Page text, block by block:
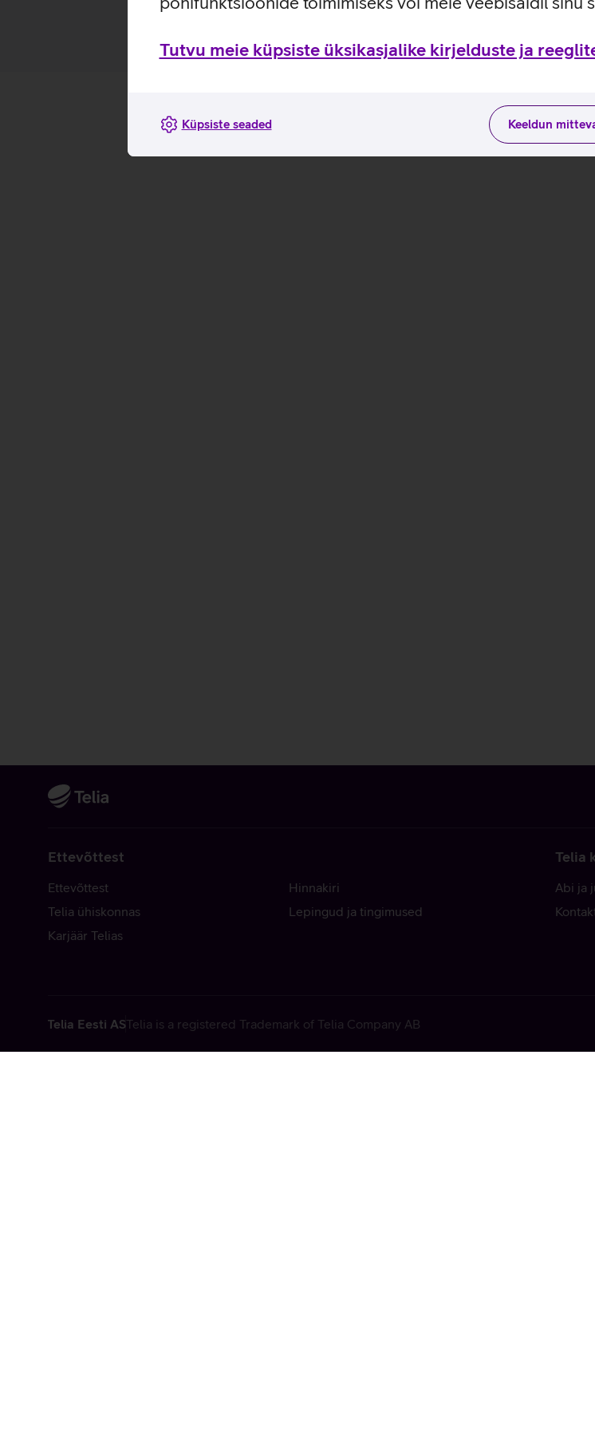
Tutvu meie küpsiste üksikasjalike kirjelduste ja
Keeldun
Küpsiste seaded
Ettevõttest
Ettevõttest
Telia ühiskonnas
Karjäär Telias
Hinnakiri
Lepingud ja tingimused
Telia
Abi ja
Telia Eesti ASTelia is a registered Trademark of Telia Company AB